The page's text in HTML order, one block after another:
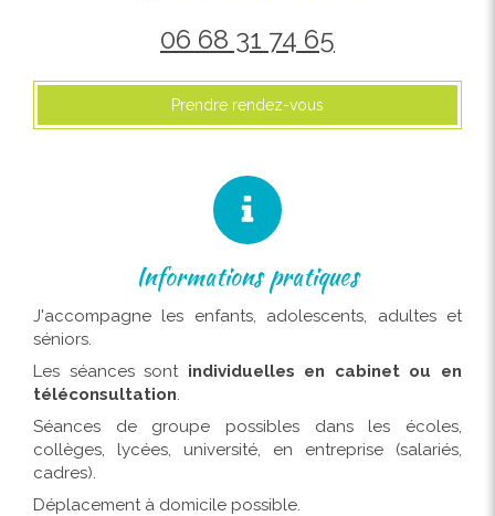
06 68 31 74 65
Prendre rendez-vous
Informations pratiques
J'accompagne les enfants, adolescents, adultes et
séniors.
Les séances sont individuelles en cabinet ou en
téléconsultation.
Séances de groupe possibles dans les écoles,
collèges, lycées, université, en entreprise (salariés,
cadres).
Déplacement à domicile possible.